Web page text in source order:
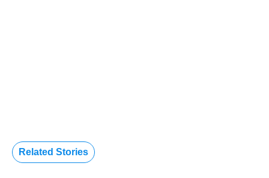
Related Stories